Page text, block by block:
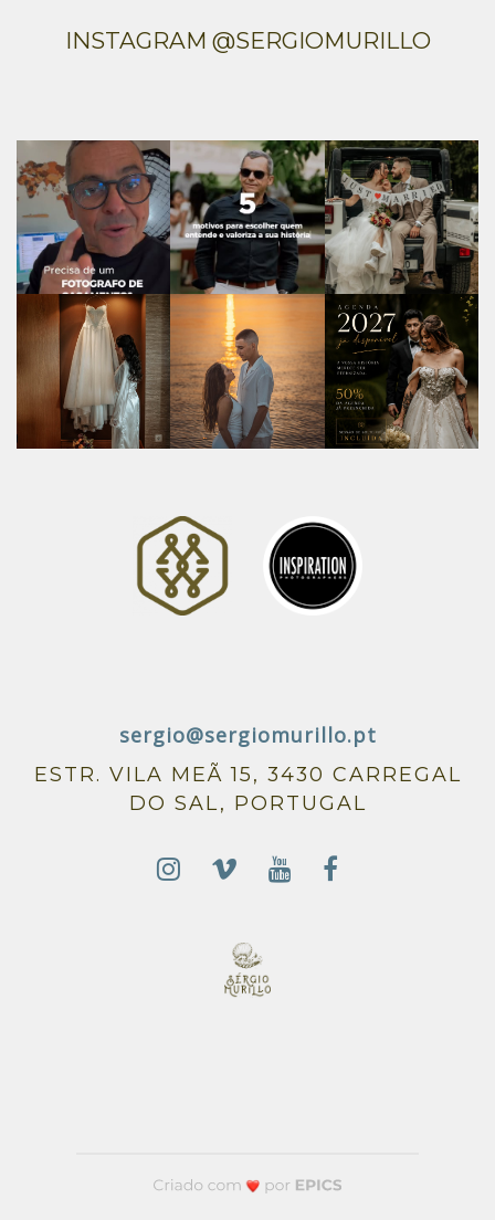
INSTAGRAM @SERGIOMURILLO
sergio@sergiomurillo.pt
ESTR. VILA MEÃ 15, 3430 CARREGAL
DO SAL, PORTUGAL